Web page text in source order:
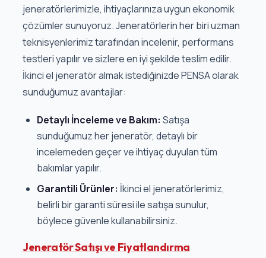
jeneratörlerimizle, ihtiyaçlarınıza uygun ekonomik
çözümler sunuyoruz. Jeneratörlerin her biri uzman
teknisyenlerimiz tarafından incelenir, performans
testleri yapılır ve sizlere en iyi şekilde teslim edilir.
İkinci el jeneratör almak istediğinizde PENSA olarak
sunduğumuz avantajlar:
Detaylı İnceleme ve Bakım: Satışa
sunduğumuz her jeneratör, detaylı bir
incelemeden geçer ve ihtiyaç duyulan tüm
bakımlar yapılır.
Garantili Ürünler: İkinci el jeneratörlerimiz,
belirli bir garanti süresi ile satışa sunulur,
böylece güvenle kullanabilirsiniz.
Jeneratör Satışı ve Fiyatlandırma